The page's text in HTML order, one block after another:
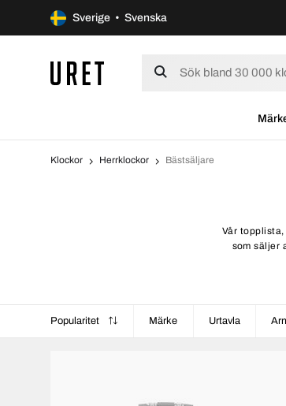
Sverige • Svenska
Klockor Herrklockor Bästsäljare
Vår
som säljer
Popularitet Märke Urtavla